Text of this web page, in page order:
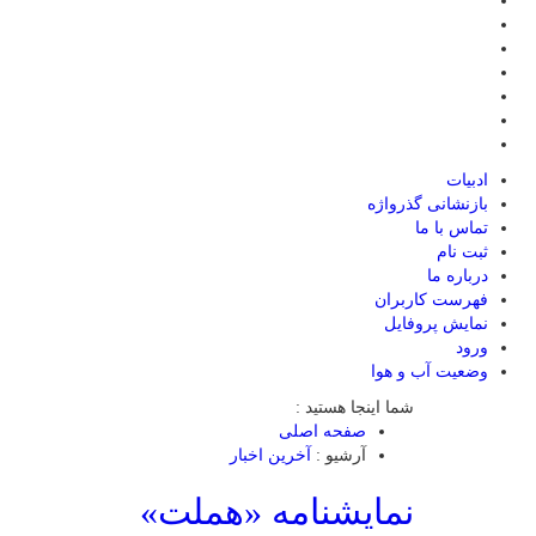
ادبیات
بازنشانی گذرواژه
تماس با ما
ثبت نام
درباره ما
فهرست کاربران
نمایش پروفایل
ورود
وضعیت آب و هوا
شما اینجا هستید :
صفحه اصلی
آرشیو :
آخرین اخبار
نمایشنامه «هملت»